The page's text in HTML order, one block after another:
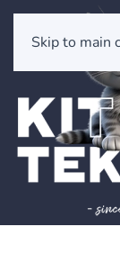
Skip to main